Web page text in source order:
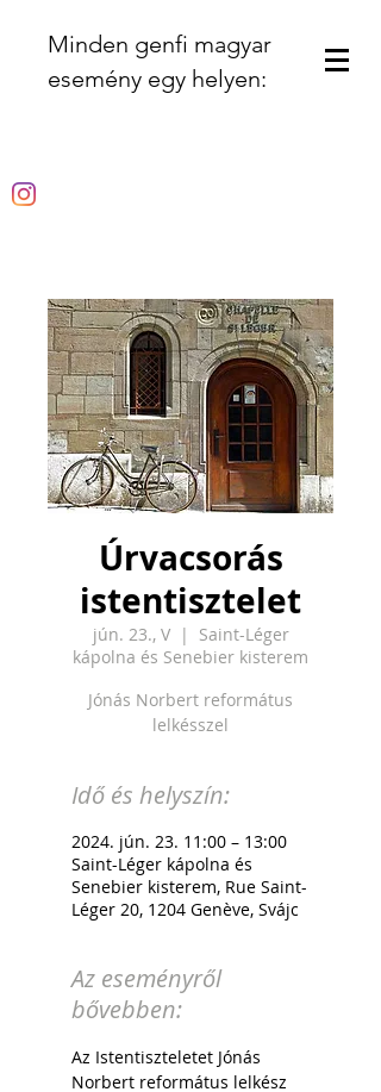
Minden genfi magyar
esemény egy helyen:
Úrvacsorás
istentisztelet
jún. 23., V
  |
Saint-Léger
kápolna és Senebier kisterem
Jónás Norbert református
lelkésszel
Idő és helyszín:
2024. jún. 23. 11:00 – 13:00
Saint-Léger kápolna és
Senebier kisterem, Rue Saint-
Léger 20, 1204 Genève, Svájc
Az eseményről
bővebben:
Az Istentiszteletet Jónás
Norbert református lelkész